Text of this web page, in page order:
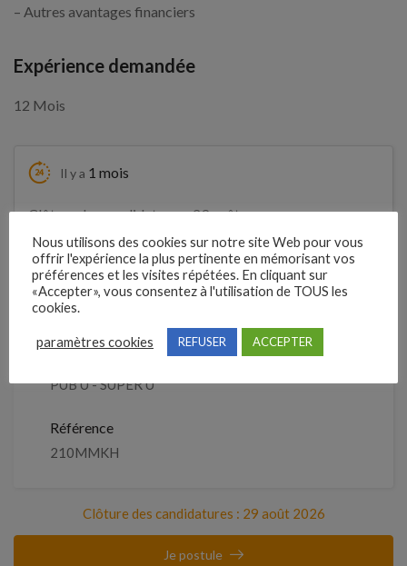
– Autres avantages financiers
Expérience demandée
12 Mois
Il y a 1 mois
Clôture des candidatures : 29 août
2026
Détails de l’offre
Entreprise qui propose l'emploi
PUB U - SUPER U
Référence
210MMKH
Clôture des candidatures : 29 août 2026
Je postule
Nous utilisons des cookies sur notre site Web pour vous
offrir l'expérience la plus pertinente en mémorisant vos
préférences et les visites répétées. En cliquant sur
«Accepter», vous consentez à l'utilisation de TOUS les
cookies.
paramètres cookies REFUSER ACCEPTER